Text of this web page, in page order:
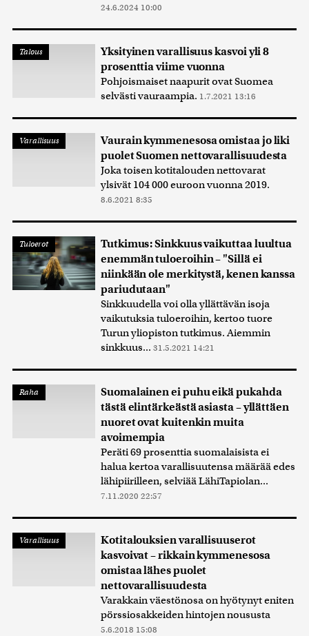
24.6.2024 10:00
Talous
Yksityinen varallisuus kasvoi yli 8
prosenttia viime vuonna
Pohjoismaiset naapurit ovat Suomea
selvästi vauraampia. 1.7.2021 13:16
Varallisuus
Vaurain kymmenesosa omistaa jo liki
puolet Suomen nettovarallisuudesta
Joka toisen kotitalouden nettovarat
ylsivät 104 000 euroon vuonna 2019.
8.6.2021 8:35
Tuloerot
Tutkimus: Sinkkuus vaikuttaa luultua
enemmän tuloeroihin – "Sillä ei
niinkään ole merkitystä, kenen kanssa
pariudutaan"
Sinkkuudella voi olla yllättävän isoja
vaikutuksia tuloeroihin, kertoo tuore
Turun yliopiston tutkimus. Aiemmin
sinkkuus... 31.5.2021 14:21
Raha
Suomalainen ei puhu eikä pukahda
tästä elintärkeästä asiasta – yllättäen
nuoret ovat kuitenkin muita
avoimempia
Peräti 69 prosenttia suomalaisista ei
halua kertoa varallisuutensa määrää edes
lähipiirilleen, selviää LähiTapiolan...
7.11.2020 22:57
Varallisuus
Kotitalouksien varallisuuserot
kasvoivat – rikkain kymmenesosa
omistaa lähes puolet
nettovarallisuudesta
Varakkain väestönosa on hyötynyt eniten
pörssiosakkeiden hintojen noususta
5.6.2018 15:08